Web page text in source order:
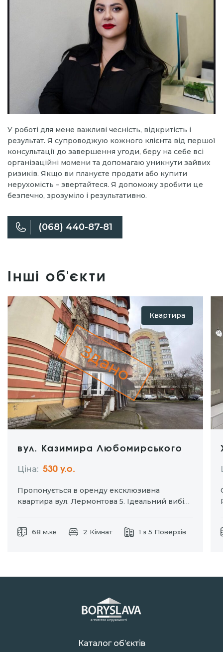
У роботі для мене важливі чесність, відкритість і
результат. Я супроводжую кожного клієнта від першої
консультації до завершення угоди, беру на себе всі
організаційні момени та допомагаю уникнути зайвих
ризиків. Якщо ви плануєте продати або купити
нерухомість – звертайтеся. Я допоможу зробити це
безпечно, зрозуміло і результативно.
(068) 440-87-81
Інші об'єкти
Квартира
Здано
вул. Казимира Любомирського
Ціна: 530 y.о.
Пропонується в оренду ексклюзивна
квартира вул. Лермонтова 5. Ідеальний вибір
затишком власного простору без зайвих
Кухня-студія та…
68 м.кв 2 Кімнат 1 з 5 Поверхів
Каталог об’єктів